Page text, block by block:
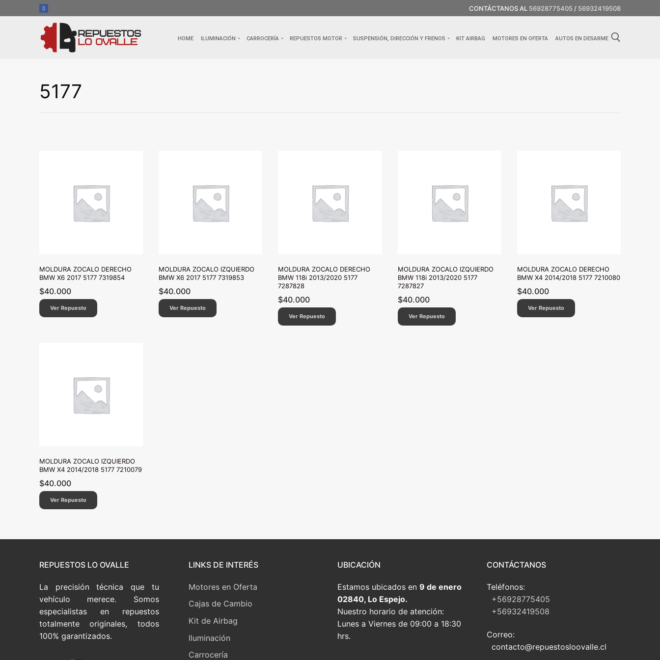
al
CONTÁCTANOS AL 56928775405 / 56932419508
HOME ILUMINACIÓN CARROCERÍA REPUESTOS MOTOR SUSPENSIÓN, DIRECCIÓN Y FRENOS KIT AIRBAG MOTORES EN OFERTA AUTOS EN DESARME
5177
MOLDURA ZOCALO DERECHO
BMW X6 2017 5177 7319854
$40.000
Ver Repuesto
MOLDURA ZOCALO IZQUIERDO
BMW X6 2017 5177 7319853
$40.000
Ver Repuesto
MOLDURA ZOCALO DERECHO
BMW 118i 2013/2020 5177
7287828
$40.000
Ver Repuesto
MOLDURA ZOCALO IZQUIERDO
BMW 118i 2013/2020 5177
7287827
$40.000
Ver Repuesto
MOLDURA ZOCALO DERECHO
BMW X4 2014/2018 5177 7210080
$40.000
Ver Repuesto
MOLDURA ZOCALO IZQUIERDO
BMW X4 2014/2018 5177 7210079
$40.000
Ver Repuesto
REPUESTOS LO OVALLE
La precisión técnica que tu
vehículo merece. Somos
especialistas en repuestos
totalmente originales, todos
100% garantizados.
LINKS DE INTERÉS
Motores en Oferta
Cajas de Cambio
Kit de Airbag
Iluminación
Carrocería
UBICACIÓN
Estamos ubicados en 9 de enero
02840, Lo Espejo.
Nuestro horario de atención:
Lunes a Viernes de 09:00 a 18:30
hrs.
CONTÁCTANOS
Teléfonos:
+56928775405
+56932419508
Correo:
contacto@repuestosloovalle.cl